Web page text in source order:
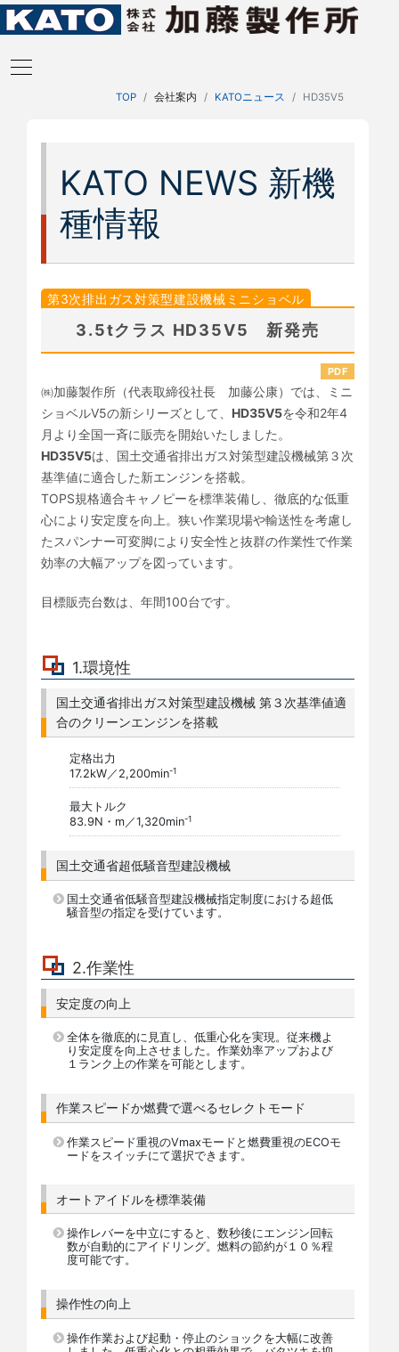
TOP 会社案内 KATOニュース HD35V5
KATO NEWS 新機
種情報
第3次排出ガス対策型建設機械ミニショベル
3.5tクラス HD35V5 新発売
PDF
㈱加藤製作所（代表取締役社長 加藤公康）では、ミニ
ショベルV5の新シリーズとして、 HD35V5を令和2年4
月より全国一斉に販売を開始いたしました。
HD35V5は、国土交通省排出ガス対策型建設機械第３次
基準値に適合した新エンジンを搭載。
TOPS規格適合キャノピーを標準装備し、徹底的な低重
心により安定度を向上。狭い作業現場や輸送性を考慮し
たスパンナー可変脚により安全性と抜群の作業性で作業
効率の大幅アップを図っています。
目標販売台数は、年間100台です。
1.環境性
国土交通省排出ガス対策型建設機械 第３次基準値適
合のクリーンエンジンを搭載
定格出力
17.2kW／2,200min-1
最大トルク
83.9N・m／1,320min-1
国土交通省超低騒音型建設機械
国土交通省低騒音型建設機械指定制度における超低
騒音型の指定を受けています。
2.作業性
安定度の向上
全体を徹底的に見直し、低重心化を実現。従来機よ
り安定度を向上させました。作業効率アップおよび
１ランク上の作業を可能とします。
作業スピードか燃費で選べるセレクトモード
作業スピード重視のVmaxモードと燃費重視のECOモ
ードをスイッチにて選択できます。
オートアイドルを標準装備
操作レバーを中立にすると、数秒後にエンジン回転
数が自動的にアイドリング。燃料の節約が１０％程
度可能です。
操作性の向上
操作作業および起動・停止のショックを大幅に改善